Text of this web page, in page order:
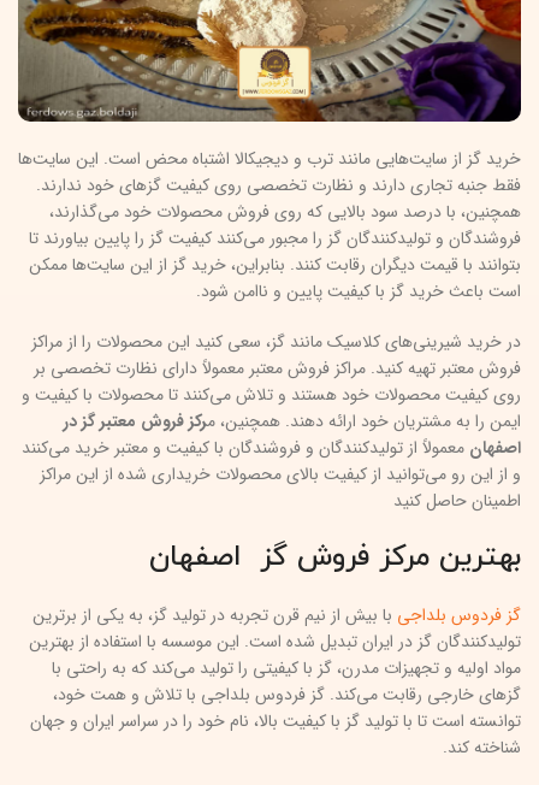
خرید گز از سایت‌هایی مانند ترب و دیجیکالا اشتباه محض است. این سایت‌ها
فقط جنبه تجاری دارند و نظارت تخصصی روی کیفیت گزهای خود ندارند.
همچنین، با درصد سود بالایی که روی فروش محصولات خود می‌گذارند،
فروشندگان و تولیدکنندگان گز را مجبور می‌کنند کیفیت گز را پایین بیاورند تا
بتوانند با قیمت دیگران رقابت کنند. بنابراین، خرید گز از این سایت‌ها ممکن
است باعث خرید گز با کیفیت پایین و ناامن شود.
در خرید شیرینی‌های کلاسیک مانند گز، سعی کنید این محصولات را از مراکز
فروش معتبر تهیه کنید. مراکز فروش معتبر معمولاً دارای نظارت تخصصی بر
روی کیفیت محصولات خود هستند و تلاش می‌کنند تا محصولات با کیفیت و
ایمن را به مشتریان خود ارائه دهند. همچنین، مرکز فروش معتبر گز در
اصفهان معمولاً از تولیدکنندگان و فروشندگان با کیفیت و معتبر خرید می‌کنند
و از این رو می‌توانید از کیفیت بالای محصولات خریداری شده از این مراکز
اطمینان حاصل کنید
بهترین مرکز فروش گز اصفهان
گز فردوس بلداجی با بیش از نیم قرن تجربه در تولید گز، به یکی از برترین
تولیدکنندگان گز در ایران تبدیل شده است. این موسسه با استفاده از بهترین
مواد اولیه و تجهیزات مدرن، گز با کیفیتی را تولید می‌کند که به راحتی با
گز‌های خارجی رقابت می‌کند. گز فردوس بلداجی با تلاش و همت خود،
توانسته است تا با تولید گز با کیفیت بالا، نام خود را در سراسر ایران و جهان
شناخته کند.